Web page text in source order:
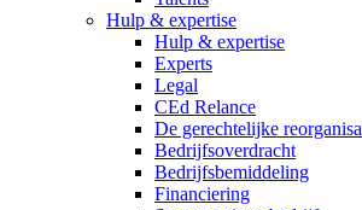
Hulp & expertise
Hulp & expertise
Experts
Legal
CEd Relance
De gerechtelijke
Bedrijfsoverdracht
Bedrijfsbemiddeling
Financiering